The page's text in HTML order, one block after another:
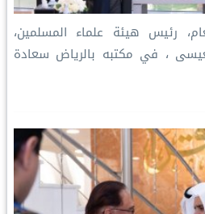
رئيس هيئة علماء المسلمين،
‬⁩، في مكتبه بالرياض سعادة